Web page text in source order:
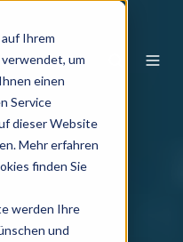
Ihrem
um
einen
Service
dieser Website
Mehr erfahren
finden Sie
werden Ihre
und
DE